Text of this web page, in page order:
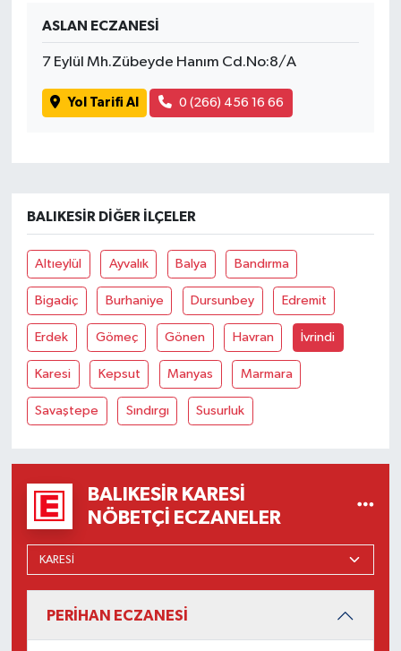
ASLAN ECZANESİ
7 Eylül Mh.Zübeyde Hanım Cd.No:8/A
Yol Tarifi Al 0 (266) 456 16 66
BALIKESIR DIĞER İLÇELER
Altıeylül Ayvalık Balya Bandırma
Bigadiç Burhaniye Dursunbey Edremit
Erdek Gömeç Gönen Havran İvrindi
Karesi Kepsut Manyas Marmara
Savaştepe Sındırgı Susurluk
BALIKESIR KARESI
NÖBETÇI ECZANELER
PERİHAN ECZANESİ
MAGAZİN
MANŞET
Manyas
OLAY
OTOMOTİV
SAĞLIK